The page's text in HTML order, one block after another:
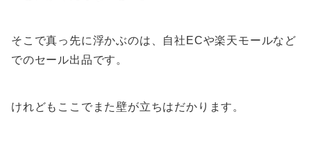
そこで真っ先に浮かぶのは、自社ECや楽天モールなど
でのセール出品です。
けれどもここでまた壁が立ちはだかります。